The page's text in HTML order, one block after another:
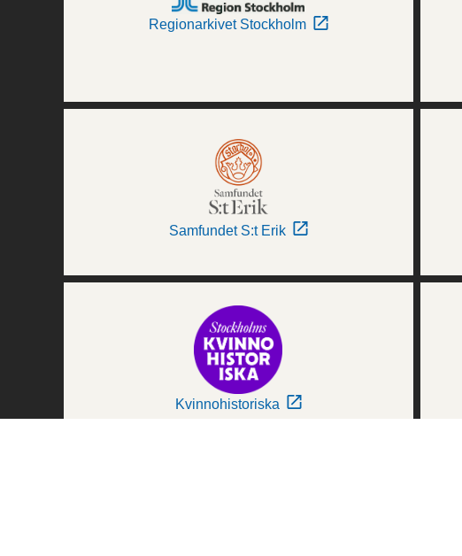
Regionarkivet Stockholm
Samfundet S:t Erik
Kvinnohistoriska